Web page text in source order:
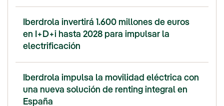
Iberdrola invertirá 1.600 millones de euros
en I+D+i hasta 2028 para impulsar la
electrificación
Iberdrola impulsa la movilidad eléctrica con
una nueva solución de renting integral en
España